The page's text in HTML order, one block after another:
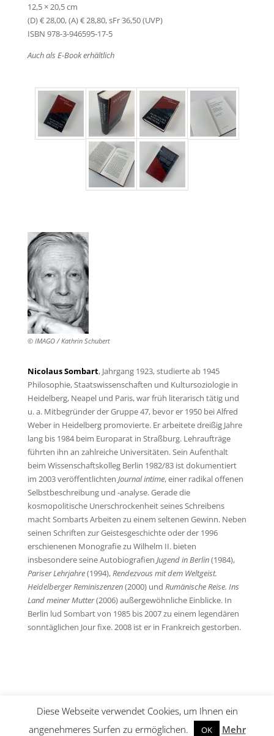
12,5 × 20,5 cm
(D) € 28,00, (A) € 28,80, sFr 36,50 (UVP)
ISBN 978-3-946595-17-5
Auch als E-Book erhältlich
© IMAGO / Kathrin Schubert
Nicolaus Sombart, Jahrgang 1923, studierte ab 1945
Philosophie, Staatswissenschaften und Kultursoziologie in
Heidelberg, Neapel und Paris, war früh literarisch tätig und
u. a. Mitbegründer der Gruppe 47, bevor er 1950 bei Alfred
Weber in Heidelberg promovierte. Er arbeitete dreißig Jahre
lang bis 1984 beim Europarat in Straßburg. Lehraufträge
führten ihn an zahlreiche Universitäten. Sein Aufenthalt
beim Wissenschaftskolleg Berlin 1982/83 ist dokumentiert
im 2003 veröffentlichten Journal intime, einer radikal offenen
Selbstbeschreibung und -analyse. Gerade die
kosmopolitische Unerschrockenheit seines Schreibens
macht Sombarts Arbeiten zu einem seltenen Gewinn. Neben
seinen Schriften zur Geistesgeschichte oder der 1996
erschienenen Monografie zu Wilhelm II. bieten
insbesondere seine Autobiografien Jugend in Berlin(1984),
Pariser Lehrjahre(1994),Rendezvous mit dem Weltgeist.
Heidelberger Reminiszenzen(2000) und Rumänische Reise. Ins
Land meiner Mutter(2006) außergewöhnliche Einblicke. In
Berlin lud Sombart von 1985 bis 2007 zu einem legendären
sonntäglichen Jour fixe. 2008 ist er in Frankreich gestorben.
© C. W. Leske Verlag 2026 |Impressum|Datenschutz |
Produktsicherheit
Diese Webseite verwendet Cookies, um Ihnen ein
angenehmeres Surfen zu ermöglichen.
OK Mehr